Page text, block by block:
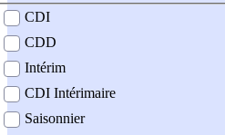
contrat
CDI
CDD
Intérim
CDI Intérimaire
Saisonnier